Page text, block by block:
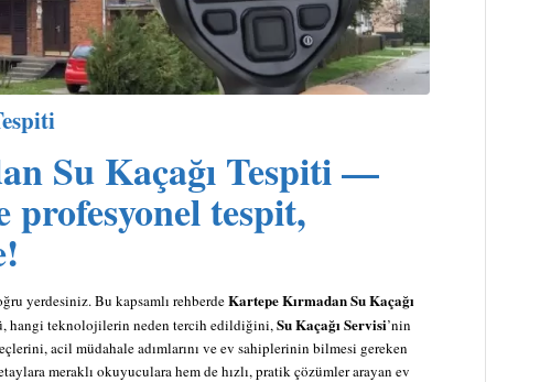
Su Kaçağı Tespiti—
profesyonel tespit,
yerdesiniz. Bu kapsamlı rehberdeKartepe Kırmadan Su Kaçağı
hangi teknolojilerin neden tercih edildiğini,Su Kaçağı Servisi’nin
acil müdahale adımlarını ve ev sahiplerinin bilmesi gereken
meraklı okuyuculara hem de hızlı, pratik çözümler arayan ev